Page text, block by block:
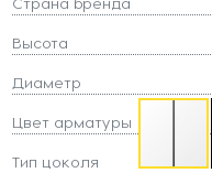
Высота
Диаметр
Цвет арматуры
Тип цоколя